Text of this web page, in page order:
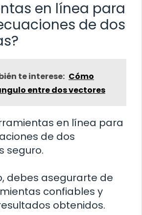
en línea para
de dos
te interese: Cómo
entre dos vectores
en línea para
de dos
seguro.
debes asegurarte de
confiables y
obtenidos.